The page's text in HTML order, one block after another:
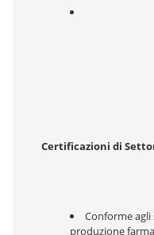
Certificazioni di
Conforme agli
produzione